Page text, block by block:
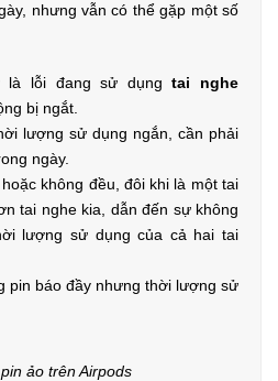
nhưng vẫn có thể gặp một số
là lỗi đang sử dụngtai nghe
bị ngắt.
lượng sử dụng ngắn, cần phải
ngày.
không đều, đôi khi là một tai
tai nghe kia, dẫn đến sự không
lượng sử dụng của cả hai tai
pin báo đầy nhưng thời lượng sử
ảo trên Airpods